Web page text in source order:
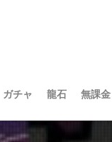
ガチャ 龍石 無課金